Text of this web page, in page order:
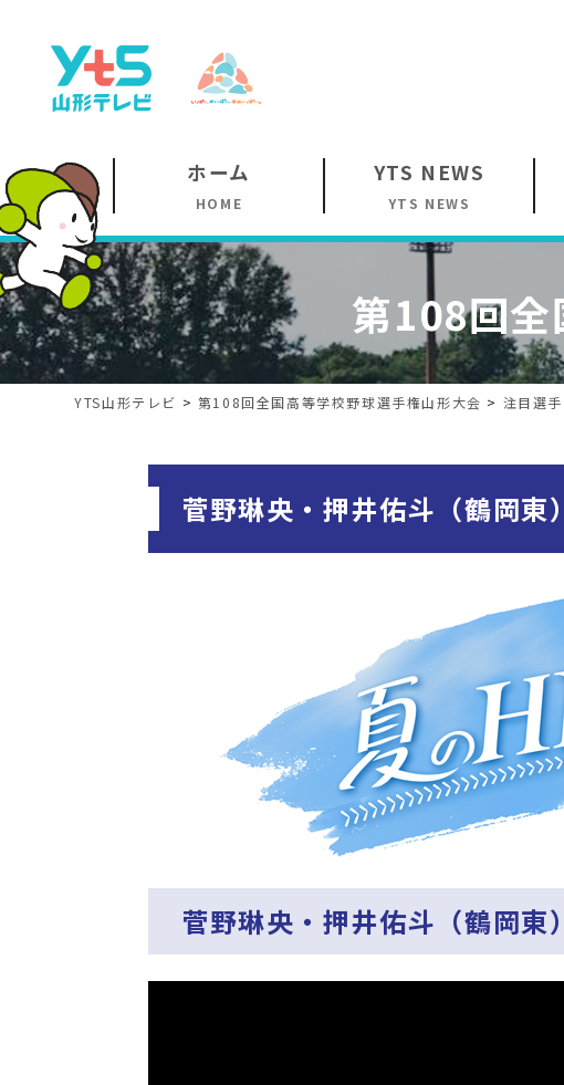
ホーム
HOME
YTS NEWS
YTS NEWS
第108回全
YTS山形テレビ > 第108回全国高等学校野球選手権山形大会 > 注目選手
菅野琳央・押井佑斗（鶴岡東）
菅野琳央・押井佑斗（鶴岡東）